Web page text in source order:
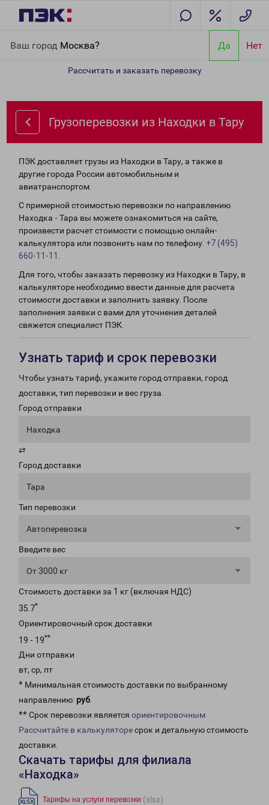
Ваш город Москва? Да Нет
Рассчитать и заказать перевозку
Грузоперевозки из Находки в Тару
ПЭК доставляет грузы из Находки в Тару, а также в
другие города России автомобильным и
авиатранспортом.
С примерной стоимостью перевозки по направлению
Находка - Тара вы можете ознакомиться на сайте,
произвести расчет стоимости с помощью онлайн-
калькулятора или позвонить нам по телефону: +7 (495)
660-11-11
Для того, чтобы заказать перевозку из Находки в Тару, в
калькуляторе необходимо ввести данные для расчета
стоимости доставки и заполнить заявку. После
заполнения заявки с вами для уточнения деталей
свяжется специалист ПЭК.
Узнать тариф и срок перевозки
Чтобы узнать тариф, укажите город отправки, город
доставки, тип перевозки и вес груза.
Город отправки
Находка
⇄
Город доставки
Тара
Тип перевозки
Автоперевозка
Введите вес
От 3000 кг
Стоимость доставки за 1 кг (включая НДС)
35.7*
Ориентировочный срок доставки
19 - 19**
Дни отправки
вт, ср, пт
* Минимальная стоимость доставки по выбранному
направлению: руб.
** Срок перевозки является ориентировочным
Рассчитайте в калькуляторесрок и детальную стоимость
доставки.
Скачать тарифы для филиала
«Находка»
Тарифы на услуги перевозки (xlsx)